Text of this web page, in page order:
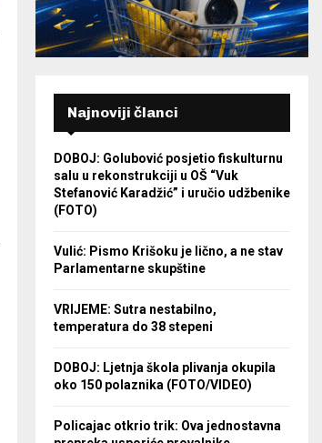
Najnoviji članci
DOBOJ: Golubović posjetio fiskulturnu
salu u rekonstrukciji u OŠ “Vuk
Stefanović Karadžić” i uručio udžbenike
(FOTO)
Vulić: Pismo Krišoku je lično, a ne stav
Parlamentarne skupštine
VRIJEME: Sutra nestabilno,
temperatura do 38 stepeni
DOBOJ: Ljetnja škola plivanja okupila
oko 150 polaznika (FOTO/VIDEO)
Policajac otkrio trik: Ova jednostavna